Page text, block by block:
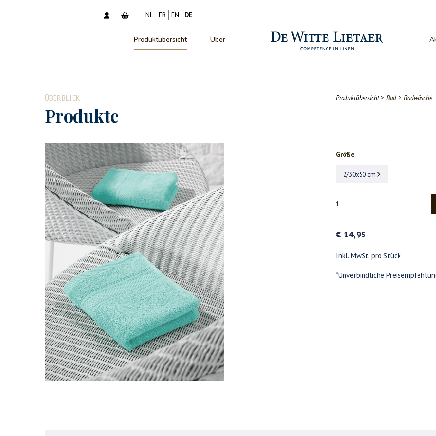
NL FR EN DE
Produktübersicht Über
ÜBERBLICK
Produkte
Produktübersicht > Bad > Badwäsche
Größe
2/30x50 cm
€ 14,95
Inkl. MwSt. pro Stück
*Unverbindliche